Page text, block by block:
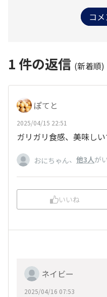
コ
1 件の返信 (新着順)
ぽてと
2025/04/15 22:51
ガリガリ食感、美味し
おにちゃん、 他3人が
いいね
ネイビー
2025/04/16 07:53